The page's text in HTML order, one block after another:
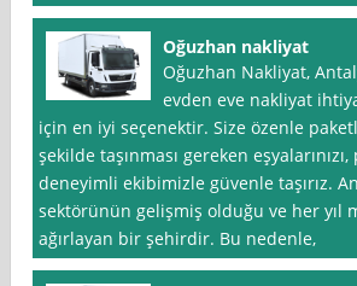
Oğuzhan nakliyat
Oğuzhan Nakliyat,
evden eve nakliyat
için en iyi seçenektir. Size özenle
şekilde taşınması gereken
deneyimli ekibimizle güvenle taşırız.
sektörünün gelişmiş olduğu ve her yıl
ağırlayan bir şehirdir. Bu nedenle,